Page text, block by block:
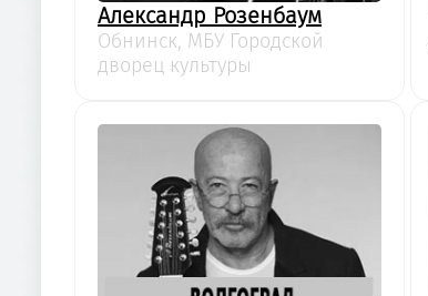
Александр Розенбаум
Обнинск, МБУ Городской
дворец культуры